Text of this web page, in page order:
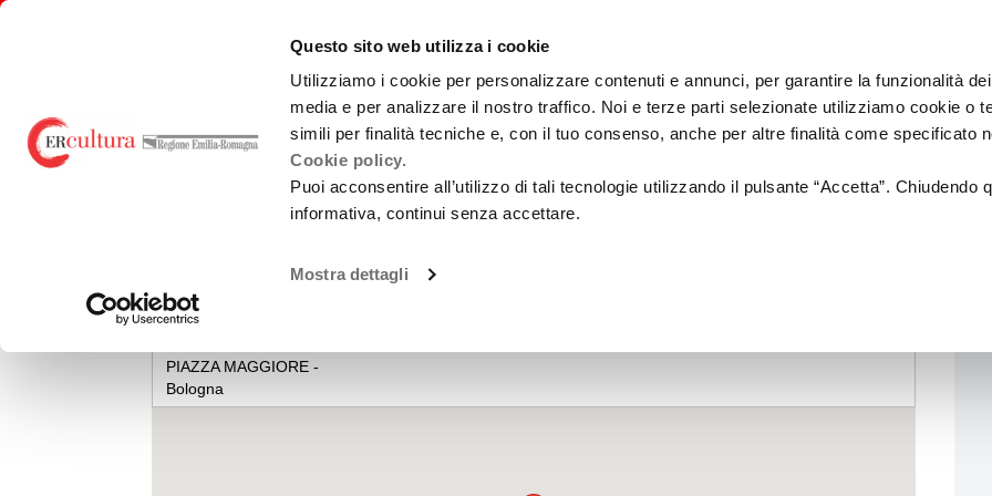
Questo sito web utilizza i cookie
Utilizziamo i cookie per personalizzare contenuti e annunci, per garantire la funzionalità
media e per analizzare il nostro traffico. Noi e terze parti selezionate utilizziamo cookie o
simili per finalità tecniche e, con il tuo consenso, anche per altre finalità come specificato
Cookie policy.
Puoi acconsentire all’utilizzo di tali tecnologie utilizzando il pulsante “Accetta”. Chiudendo
informativa, continui senza accettare.
Mostra dettagli
emiliaromagnacultura/ cinema
E-R FILM COMMISSION
Accordi territoriali
Analisi Dati
BANDI
Sviluppo
Produzione
Normativa di
Riferimento
PRODUZIONE
Location
PROMOZIONE SALE
cura
Assessorato
Cultura
Paesaggio
CARTELLONE
PIAZZA MAGGIORE
PIAZZA MAGGIORE -
Bologna